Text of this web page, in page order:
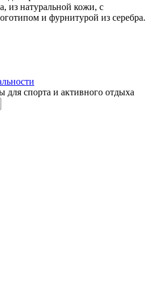
из натуральной кожи, с
и фурнитурой из серебра.
для спорта и активного отдыха